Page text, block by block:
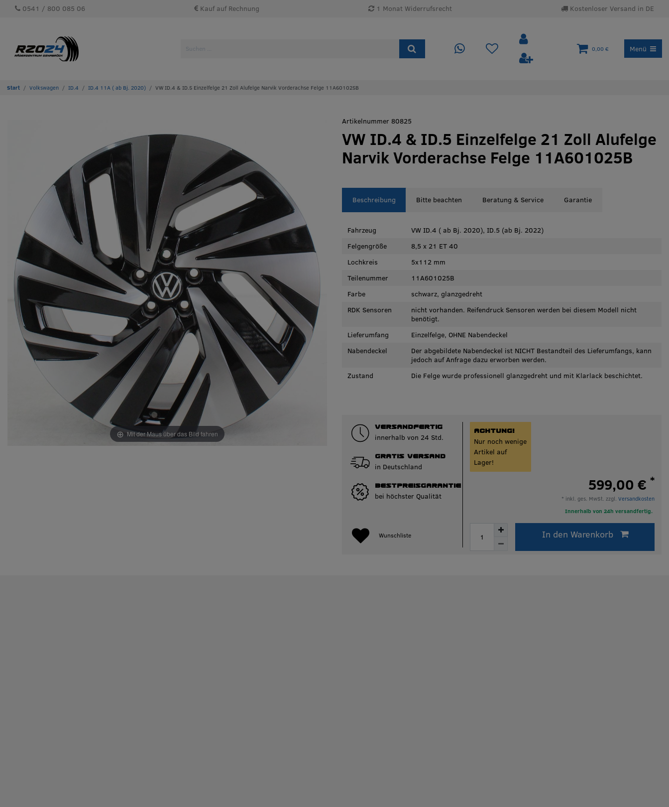
0541 / 800 085 06 Kauf auf Rechnung 1 Monat Widerrufsrecht Kostenloser Versand in DE
0,00 € Menü
Volkswagen ID.4 ID.4 11A ( ab Bj. 2020) VW ID.4 & ID.5 Einzelfelge 21 Zoll Alufelge Narvik Vorderachse Felge 11A601025B
Mit der Maus über das Bild fahren
Artikelnummer 80825
VW ID.4 & ID.5 Einzelfelge 21 Zoll Alufelge
Narvik Vorderachse Felge 11A601025B
Beschreibung Bitte beachten Beratung & Service Garantie
Fahrzeug
VW ID.4 ( ab Bj. 2020), ID.5 (ab Bj. 2022)
Felgengröße
8,5 x 21 ET 40
Lochkreis
5x112 mm
Teilenummer
11A601025B
Farbe
schwarz, glanzgedreht
RDK Sensoren
nicht vorhanden. Reifendruck Sensoren werden bei diesem Modell nicht
benötigt.
Lieferumfang
Einzelfelge, OHNE Nabendeckel
Nabendeckel
Der abgebildete Nabendeckel ist NICHT Bestandteil des Lieferumfangs, kann
jedoch auf Anfrage dazu erworben werden.
Zustand
Die Felge wurde professionell glanzgedreht und mit Klarlack beschichtet.
VERSANDFERTIG
innerhalb von 24 Std.
GRATIS VERSAND
in Deutschland
BESTPREISGARANTIE
bei höchster Qualität
Wunschliste
ACHTUNG!
Nur noch wenige
Artikel auf
Lager!
599,00 € *
* inkl. ges. MwSt. zzgl. Versandkosten
Innerhalb von 24h versandfertig.
In den Warenkorb